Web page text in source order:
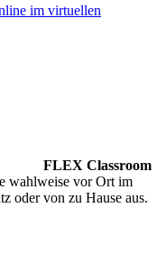
im virtuellen
FLEX Classroom
wahlweise vor Ort im
oder von zu Hause aus.